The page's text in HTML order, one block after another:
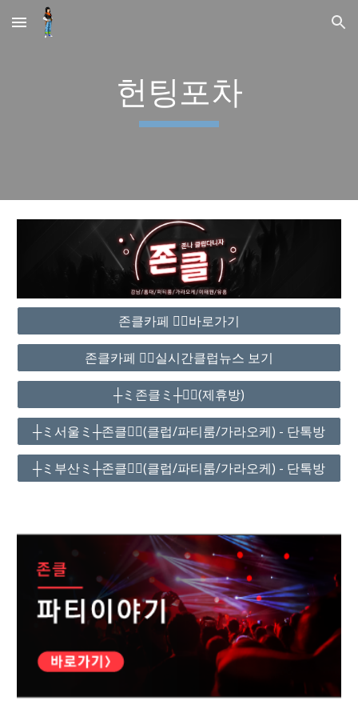
Skip to main content Skip to navigation
헌팅포차
존클카페 ❤️‍🔥바로가기
존클카페 ❤️‍🔥실시간클럽뉴스 보기
┼ミ존클ミ┼❤️‍🔥(제휴방)
┼ミ서울ミ┼존클❤️‍🔥(클럽/파티룸/가라오케) - 단톡방
┼ミ부산ミ┼존클❤️‍🔥(클럽/파티룸/가라오케) - 단톡방